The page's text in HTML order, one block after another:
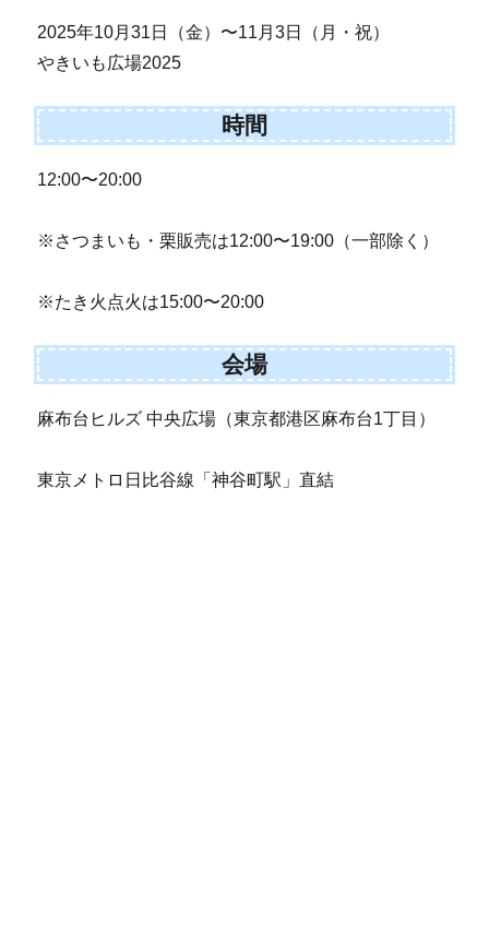
2025年10月31日（金）〜11月3日（月・祝）
やきいも広場2025
時間
12:00〜20:00
※さつまいも・栗販売は12:00〜19:00（一部除く）
※たき火点火は15:00〜20:00
会場
麻布台ヒルズ 中央広場（東京都港区麻布台1丁目）
東京メトロ日比谷線「神谷町駅」直結